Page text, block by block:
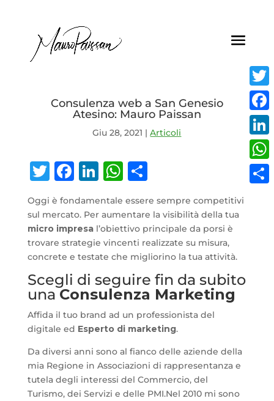
Consulenza web a San Genesio
Atesino: Mauro Paissan
Giu 28, 2021 |Articoli
Twitter
Facebook
LinkedIn
WhatsApp
Condividi
Oggi è fondamentale essere sempre competitivi
sul mercato. Per aumentare la visibilità della tua
micro impresal’obiettivo principale da porsi è
trovare strategie vincenti realizzate su misura,
concrete e testate che migliorino la tua attività.
Scegli di seguire fin da subito
una Consulenza Marketing
Affida il tuo brand ad un professionista del
digitale ed Esperto di marketing.
Da diversi anni sono al fianco delle aziende della
mia Regione in Associazioni di rappresentanza e
tutela degli interessi del Commercio, del
Turismo, dei Servizi e delle PMI.Nel 2010 mi sono